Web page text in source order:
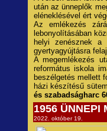
után az ünneplők
eléneklésével ért
Az emlékezés
lebonyolításában
helyi zenésznek
gyertyagyújtásra
A megemlékezés
református iskola
beszélgetés mellett
házi készítésű
és szabadságharc
1956 ÜNNEPI
2022. október 19.